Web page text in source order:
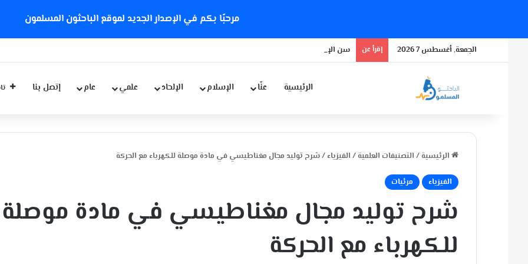
مرحبًا بكم في الإصدار الجديد لموقع الباحثون المسلمون
الجمعة, أغسطس 7 2026 إقرأ عن سن الإياس 2
الرئيسية عنّا الإسلام الإلحاد علمي عام إتصل بنا
الرئيسية / التصنيفات العلمية / الفيزياء /شرح توليد مجال مغناطيسي في مادة موصلة للكهرباء مع الحركة
الفيزياء مرئيات
شرح توليد مجال مغناطيسي في مادة موصلة
للكهرباء مع الحركة